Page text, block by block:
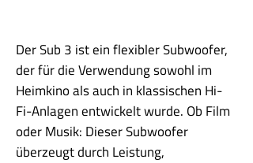
Der Sub 3 ist ein flexibler Subwoofer,
der für die Verwendung sowohl im
Heimkino als auch in klassischen Hi-
Fi-Anlagen entwickelt wurde. Ob Film
oder Musik: Dieser Subwoofer
überzeugt durch Leistung,